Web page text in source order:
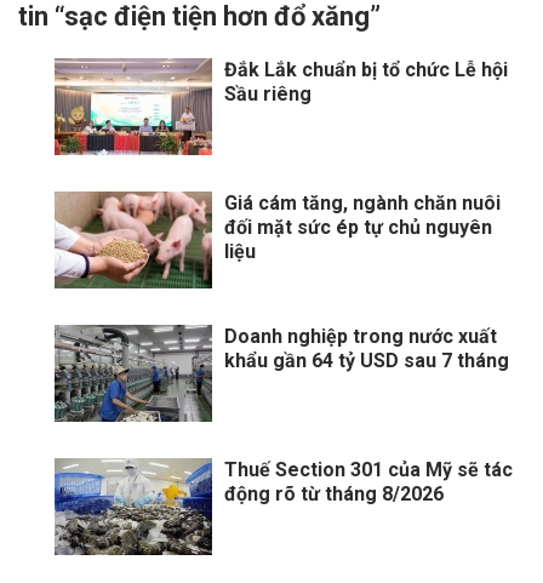
tin “sạc điện tiện hơn đổ xăng”
Đắk Lắk chuẩn bị tổ chức Lễ hội
Sầu riêng
Giá cám tăng, ngành chăn nuôi
đối mặt sức ép tự chủ nguyên
liệu
Doanh nghiệp trong nước xuất
khẩu gần 64 tỷ USD sau 7 tháng
Thuế Section 301 của Mỹ sẽ tác
động rõ từ tháng 8/2026